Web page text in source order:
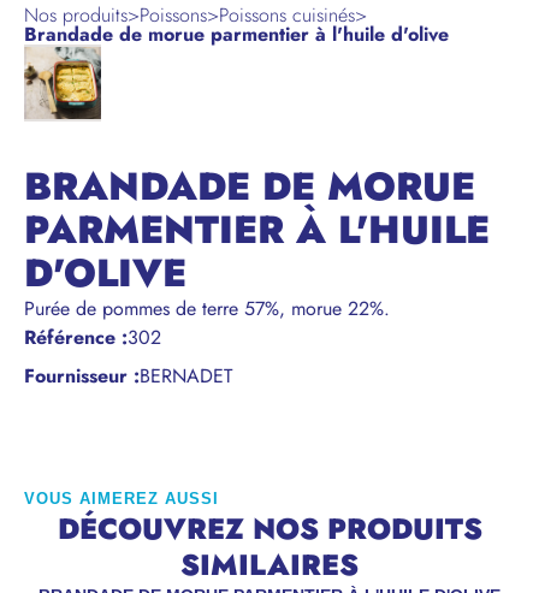
Nos produits>Poissons>Poissons cuisinés>
Brandade de morue parmentier à l'huile d'olive
BRANDADE DE MORUE
PARMENTIER À L'HUILE
D'OLIVE
Purée de pommes de terre 57%, morue 22%.
Référence :302
Fournisseur :BERNADET
VOUS AIMEREZ AUSSI
DÉCOUVREZ NOS PRODUITS
SIMILAIRES